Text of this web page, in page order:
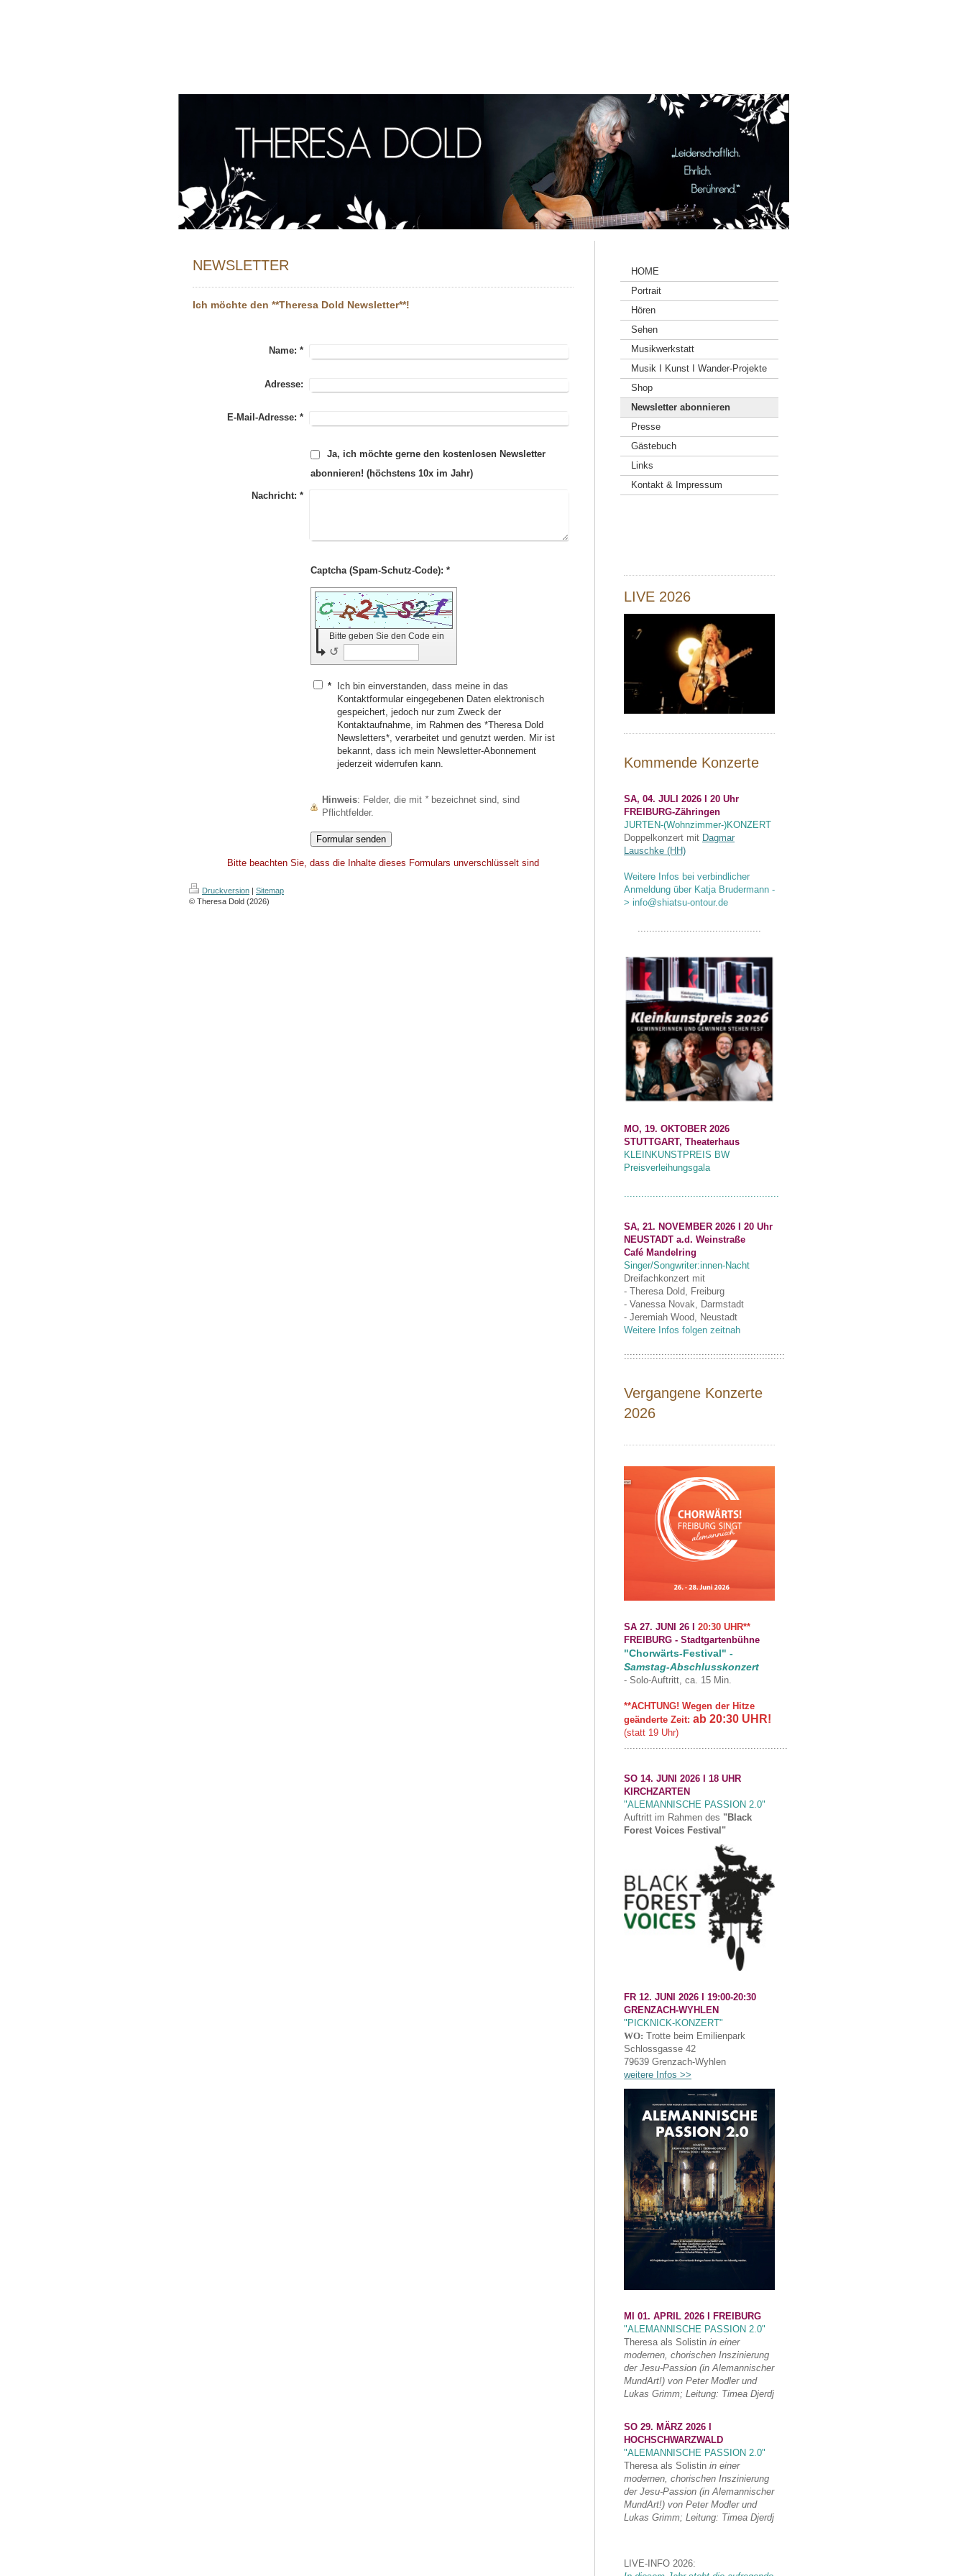
NEWSLETTER
Ich möchte den **Theresa Dold Newsletter**!
Name: *
Adresse:
E-Mail-Adresse: *
Ja, ich möchte gerne den kostenlosen Newsletter
abonnieren! (höchstens 10x im Jahr)
Nachricht: *
Captcha (Spam-Schutz-Code): *
Bitte geben Sie den Code ein
↺
*
Ich bin einverstanden, dass meine in das
Kontaktformular eingegebenen Daten elektronisch
gespeichert, jedoch nur zum Zweck der
Kontaktaufnahme, im Rahmen des *Theresa Dold
Newsletters*, verarbeitet und genutzt werden. Mir ist
bekannt, dass ich mein Newsletter-Abonnement
jederzeit widerrufen kann.
Hinweis : Felder, die mit *bezeichnet sind, sind
Pflichtfelder.
Bitte beachten Sie, dass die Inhalte dieses Formulars unverschlüsselt sind
Druckversion | Sitemap
© Theresa Dold (2026)
HOME
Portrait
Hören
Sehen
Musikwerkstatt
Musik I Kunst I Wander-Projekte
Shop
Newsletter abonnieren
Presse
Gästebuch
Links
Kontakt & Impressum
LIVE 2026
Kommende Konzerte
SA, 04. JULI 2026 I 20 Uhr
FREIBURG-Zähringen
JURTEN-(Wohnzimmer-)KONZERT
Doppelkonzert mit Dagmar
Lauschke (HH)
Weitere Infos bei verbindlicher
Anmeldung über Katja Brudermann -
> info@shiatsu-ontour.de
...........................................
MO, 19. OKTOBER 2026
STUTTGART, Theaterhaus
KLEINKUNSTPREIS BW
Preisverleihungsgala
......................................................
SA, 21. NOVEMBER 2026 I 20 Uhr
NEUSTADT a.d. Weinstraße
Café Mandelring
Singer/Songwriter:innen-Nacht
Dreifachkonzert mit
- Theresa Dold, Freiburg
- Vanessa Novak, Darmstadt
- Jeremiah Wood, Neustadt
Weitere Infos folgen zeitnah
::::::::::::::::::::::::::::::::::::::::::::::::::::::::
Vergangene Konzerte
2026
SA 27. JUNI 26 I
20:30 UHR**
FREIBURG - Stadtgartenbühne
"Chorwärts-Festival" -
Samstag-Abschlusskonzert
- Solo-Auftritt, ca. 15 Min.
**ACHTUNG! Wegen der Hitze
geänderte Zeit: ab 20:30 UHR!
(statt 19 Uhr)
.........................................................
SO 14. JUNI 2026 I 18 UHR
KIRCHZARTEN
"ALEMANNISCHE PASSION 2.0"
Auftritt im Rahmen des "Black
Forest Voices Festival"
FR 12. JUNI 2026 I
19:00-20:30
GRENZACH-WYHLEN
"PICKNICK-KONZERT"
WO: Trotte beim Emilienpark
Schlossgasse 42
79639 Grenzach-Wyhlen
weitere Infos >>
MI 01. APRIL 2026 I FREIBURG
"ALEMANNISCHE PASSION 2.0"
Theresa als Solistin in einer
modernen, chorischen Inszinierung
der Jesu-Passion (in Alemannischer
MundArt!) von Peter Modler und
Lukas Grimm; Leitung: Timea Djerdj
SO 29. MÄRZ 2026 I
HOCHSCHWARZWALD
"ALEMANNISCHE PASSION 2.0"
Theresa als Solistin in einer
modernen, chorischen Inszinierung
der Jesu-Passion (in Alemannischer
MundArt!) von Peter Modler und
Lukas Grimm; Leitung: Timea Djerdj
LIVE-INFO 2026: